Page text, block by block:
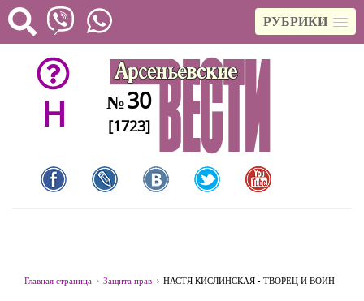
РУБРИКИ
H №30
[1723]
Главная страница Защита прав НАСТЯ КИСЛИНСКАЯ - ТВОРЕЦ И ВОИН